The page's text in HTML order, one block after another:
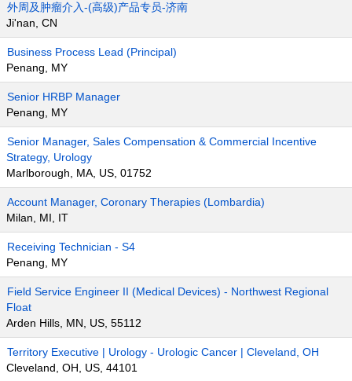
外周及肿瘤介入-(高级)产品专员-济南
Ji'nan, CN
Business Process Lead (Principal)
Penang, MY
Senior HRBP Manager
Penang, MY
Senior Manager, Sales Compensation & Commercial Incentive
Strategy, Urology
Marlborough, MA, US, 01752
Account Manager, Coronary Therapies (Lombardia)
Milan, MI, IT
Receiving Technician - S4
Penang, MY
Field Service Engineer II (Medical Devices) - Northwest Regional
Float
Arden Hills, MN, US, 55112
Territory Executive | Urology - Urologic Cancer | Cleveland, OH
Cleveland, OH, US, 44101